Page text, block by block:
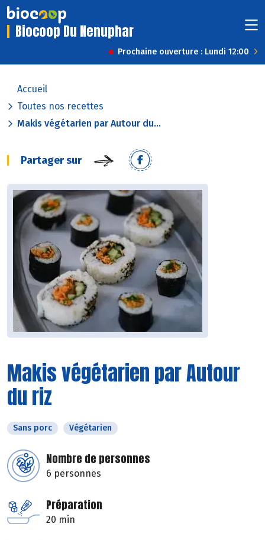
Biocoop Du Nenuphar
Prochaine ouverture : Lundi 12:00
Accueil
Toutes nos recettes
Makis végétarien par Autour du...
Partager sur
Makis végétarien par Autour
du riz
Sans porc Végétarien
Nombre de personnes
6 personnes
Préparation
20 min